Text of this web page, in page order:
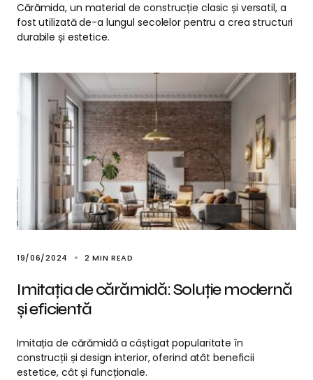
Cărămida, un material de construcție clasic și versatil, a
fost utilizată de-a lungul secolelor pentru a crea structuri
durabile și estetice.
19/06/2024 2 MIN READ
Imitația de cărămidă: Soluție modernă
și eficientă
Imitația de cărămidă a câștigat popularitate în
construcții și design interior, oferind atât beneficii
estetice, cât și funcționale.